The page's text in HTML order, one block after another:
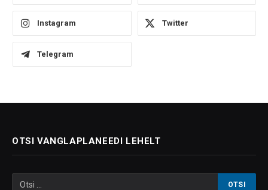
Instagram Twitter
Telegram
OTSI VANGLAPLANEEDI LEHELT